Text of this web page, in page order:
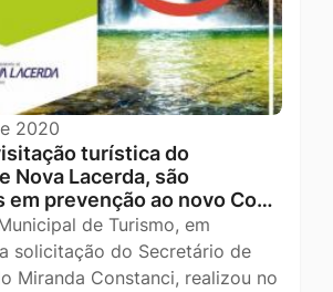
2020
turística do
Nova Lacerda, são
em prevenção ao novo Co…
de Turismo, em
solicitação do Secretário de
Miranda Constanci, realizou no